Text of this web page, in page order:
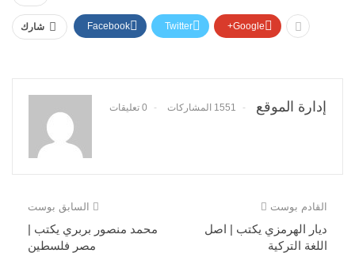
شارك Facebook Twitter Google+
إدارة الموقع 1551 المشاركات 0 تعليقات
السابق بوست
محمد منصور بربري يكتب |
مصر فلسطين
القادم بوست
ديار الهرمزي يكتب | اصل
اللغة التركية